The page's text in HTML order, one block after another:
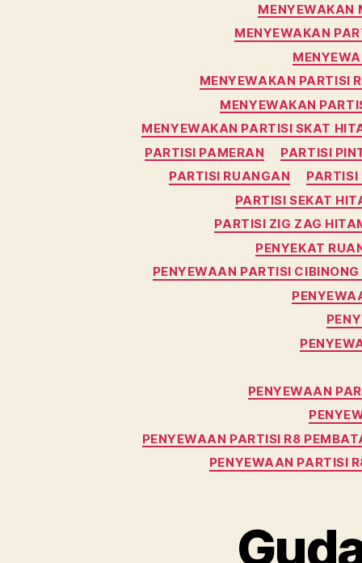
MENYEWAKAN
MENYEWAKAN
MENYEWAKAN PARTISI
MENYEWAKAN
MENYEWAKAN PARTISI SKAT
PARTISI PAMERAN
PARTISI
PARTISI RUANGAN
PARTISI SEKAT
PARTISI ZIG ZAG
PENYEKAT
PENYEWAAN PARTISI
PENYEWAAN
PENYEWAAN PARTISI R8
PENYEWAAN PARTISI